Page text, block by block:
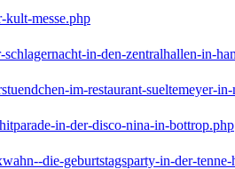
kult-messe.php
schlagernacht-in-den-zentralhallen-in-
im-restaurant-sueltemeyer-
in-der-disco-nina-in-bottrop.php
die-geburtstagsparty-in-der-tenne-